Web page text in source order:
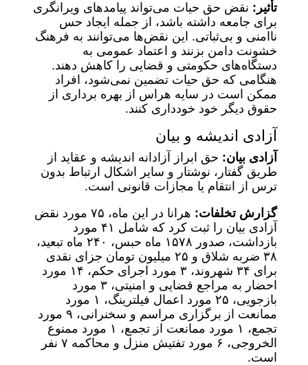
تأثیر: نقض حق حیات می‌تواند پیامدهای ویرانگری
برای جامعه داشته باشد، از جمله ایجاد حس
ناامنی و بی‌ثباتی. این نقض‌ها می‌توانند به فرهنگ
خشونت دامن بزنند و اعتماد عمومی به
دستگاه‌های حکومتی و قضایی را کاهش دهند.
هنگامی که حق حیات تضمین نمی‌شود، افراد
ممکن است در سایه هراس از بهره برداری از
حقوق دیگر خود خودداری کنند.
آزادی اندیشه و بیان
آزادی بیان: حق ابراز آزادانه اندیشه و عقاید از
طریق گفتار، نوشتار و سایر اشکال ارتباط بدون
ترس از انتقام یا مجازات قانونی است.
گزارش تخلفات:
هرانا در این ماه، ۷۵ مورد نقض
آزادی بیان را ثبت کرد که شامل ۴۱ مورد
بازداشت، صدور ۱۵۷۸ ماه حبس، ۲۴۰ ماه تبعید،
۳۸ ضربه شلاق و ۲۵ میلیون تومان جزای نقدی
برای ۳۴ شهروند، ۳ مورد اجرای حکم، ۱۴ مورد
احضار به مراجع قضایی و امنیتی، ۳ مورد
بازجویی، ۲۵ مورد اعمال فیلترینگ، ۱ مورد
ممانعت از برگزاری مراسم و سخنرانی، ۹ مورد
تجمع، ۱ مورد ممانعت از تجمع، ۱ مورد ممنوع
الخروجی، ۶ مورد تفتیش منزل و محاکمه ۷ نفر
است.